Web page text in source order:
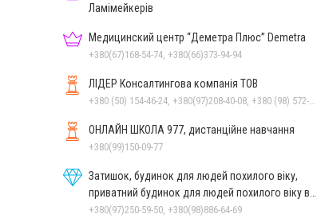
Ламімейкерів
Медицинский центр “Деметра Плюс” Demetra
+380(67)168-54-74, +380(66)373-94-94
ЛІДЕР Консалтингова компанія ТОВ
ОНЛАЙН ШКОЛА 977, дистанційне навчання
+380(99)150-09-77
Затишок, будинок для людей похилого віку,
приватний будинок для людей похилого віку в
Дніпрі
+380(97)250-59-50, +380(98)886-64-69